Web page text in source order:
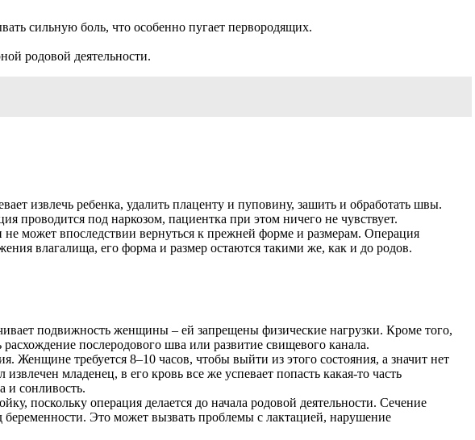
сильную боль, что особенно пугает первородящих.
родовой деятельности.
извлечь ребенка, удалить плаценту и пуповину, зашить и обработать швы.
проводится под наркозом, пациентка при этом ничего не чувствует.
может впоследствии вернуться к прежней форме и размерам. Операция
влагалища, его форма и размер остаются такими же, как и до родов.
подвижность женщины – ей запрещены физические нагрузки. Кроме того,
послеродового шва или развитие свищевого канала.
требуется 8–10 часов, чтобы выйти из этого состояния, а значит нет
младенец, в его кровь все же успевает попасть какая-то часть
и сонливость.
поскольку операция делается до начала родовой деятельности. Сечение
Это может вызвать проблемы с лактацией, нарушение